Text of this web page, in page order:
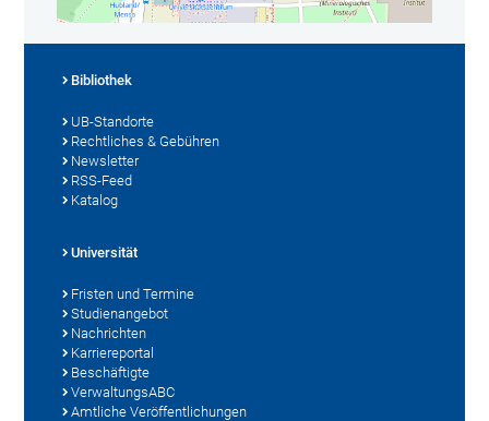
Bibliothek
UB-Standorte
Rechtliches & Gebühren
Newsletter
RSS-Feed
Katalog
Universität
Fristen und Termine
Studienangebot
Nachrichten
Karriereportal
Beschäftigte
VerwaltungsABC
Amtliche Veröffentlichungen